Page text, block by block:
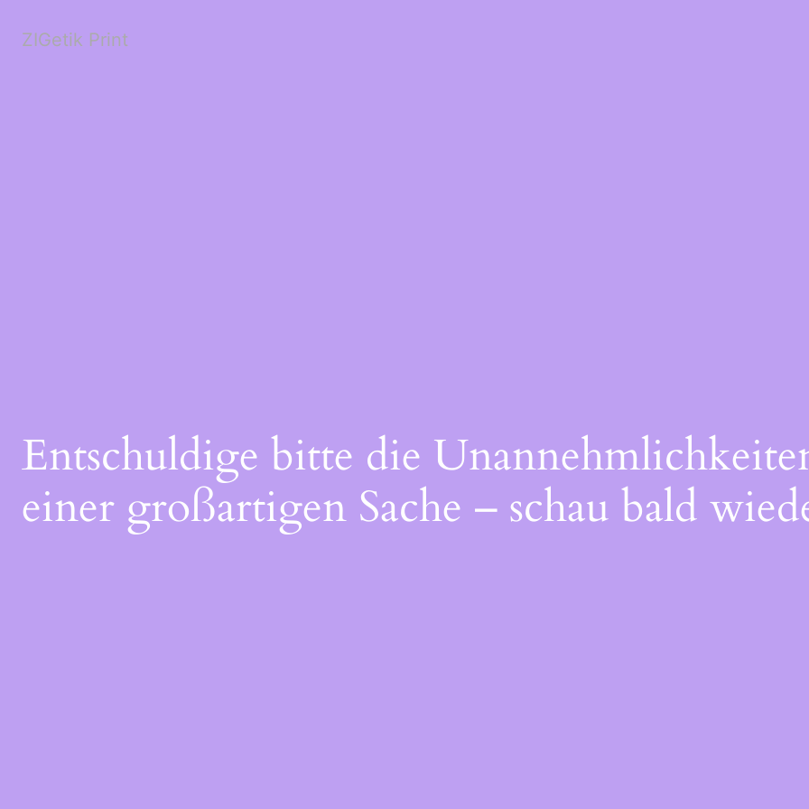
ZIGetik Print
Entschuldige bitte die
einer großartigen Sache – schau bald